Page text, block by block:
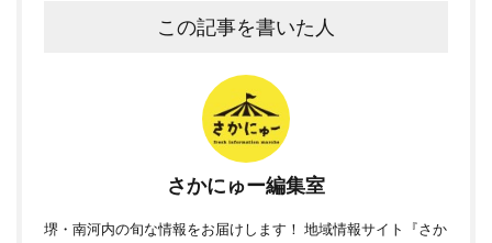
この記事を書いた人
さかにゅー編集室
堺・南河内の旬な情報をお届けします！ 地域情報サイト『さか